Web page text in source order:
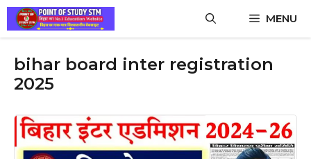
Skip
content
MENU
bihar board inter registration
2025